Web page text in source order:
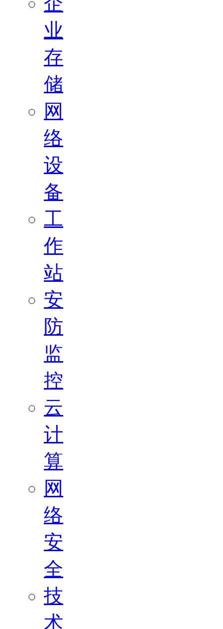
业
存
储
网
络
设
备
工
作
站
安
防
监
控
云
计
算
网
络
安
全
技
术